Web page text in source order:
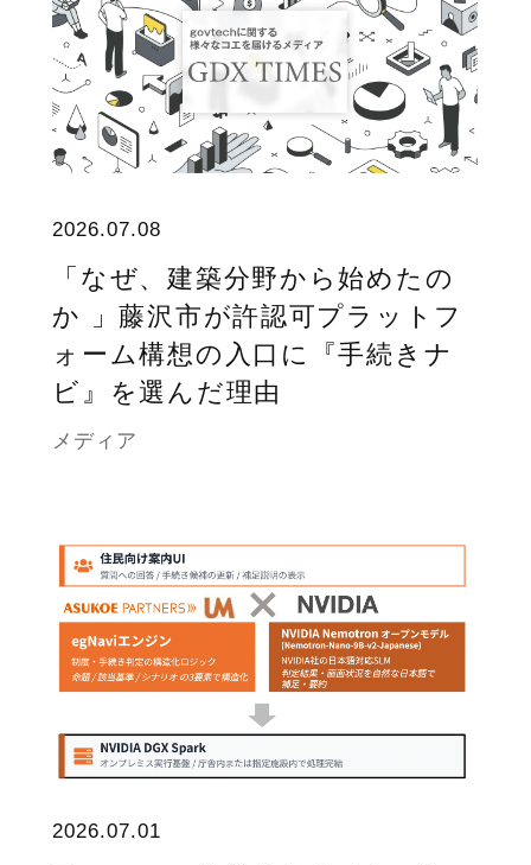
2026.07.08
「なぜ、建築分野から始めたの
か 」藤沢市が許認可プラットフ
ォーム構想の入口に『手続きナ
ビ』を選んだ理由
メディア
2026.07.01